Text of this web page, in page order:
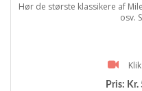
Hør de største klassikere af
osv.
Pris: